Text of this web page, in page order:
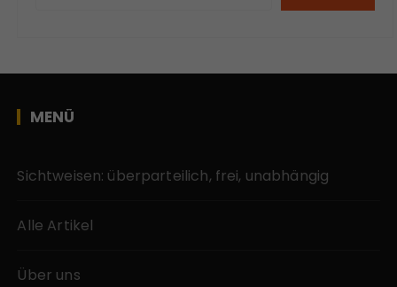
MENÜ
Sichtweisen: überparteilich, frei, unabhängig
Alle Artikel
Über uns